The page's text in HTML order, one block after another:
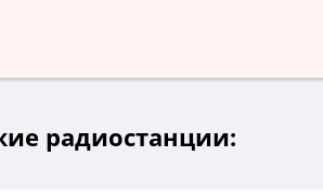
радиостанции: